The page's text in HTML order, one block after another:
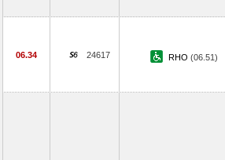
06.34 24617 RHO (06.51)